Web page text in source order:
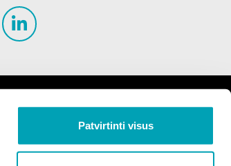
Patvirtinti visus